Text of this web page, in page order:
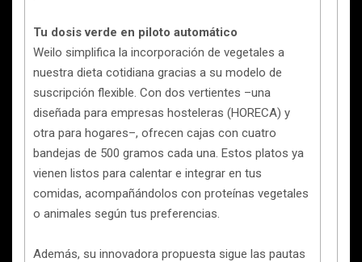
Tu dosis verde en piloto automático
Weilo simplifica la incorporación de vegetales a
nuestra dieta cotidiana gracias a su modelo de
suscripción flexible. Con dos vertientes –una
diseñada para empresas hosteleras (HORECA) y
otra para hogares–, ofrecen cajas con cuatro
bandejas de 500 gramos cada una. Estos platos ya
vienen listos para calentar e integrar en tus
comidas, acompañándolos con proteínas vegetales
o animales según tus preferencias.
Además, su innovadora propuesta sigue las pautas